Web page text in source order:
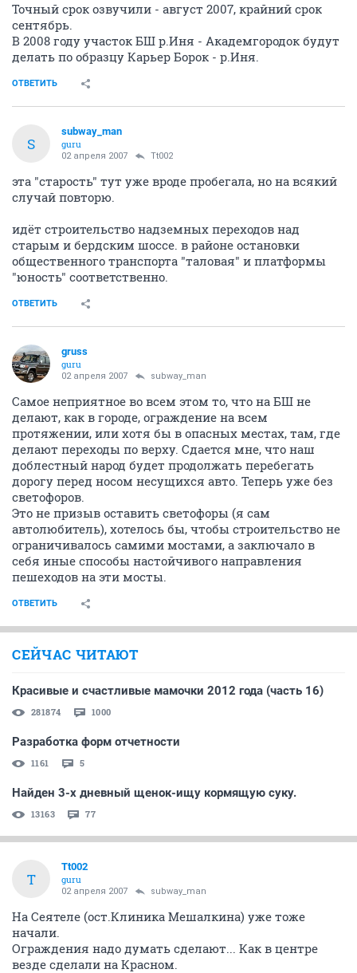
Точный срок озвучили - август 2007, крайний срок
сентябрь.
В 2008 году участок БШ р.Иня - Академгородок будут
делать по образцу Карьер Борок - р.Иня.
ОТВЕТИТЬ
S
subway_man
guru
02 апреля 2007 Tt002
эта "старость" тут уже вроде пробегала, но на всякий
случай повторю.
идёт строительство надземных переходов над
старым и бердским шоссе. в районе остановки
общественного транспорта "таловая" и платформы
"юность" соответственно.
ОТВЕТИТЬ
gruss
guru
02 апреля 2007 subway_man
Самое неприятное во всем этом то, что на БШ не
делают, как в городе, ограждение на всем
протяжении, или хотя бы в опасных местах, там, где
делают переходы по верху. Сдается мне, что наш
доблестный народ будет продолжать перебегать
дорогу перед носом несущихся авто. Теперь уже без
светофоров.
Это не призыв оставить светофоры (я сам
автолюбитель), хотелось бы, чтобы строительство не
ограничивалось самими мостами, а заключало в
себя иные способы настойчивого направления
пешеходов на эти мосты.
ОТВЕТИТЬ
СЕЙЧАС ЧИТАЮТ
Красивые и счастливые мамочки 2012 года (часть 16)
281874 1000
Разработка форм отчетности
1161 5
Найден 3-х дневный щенок-ищу кормящую суку.
13163 77
T
Tt002
guru
02 апреля 2007 subway_man
На Сеятеле (ост.Клиника Мешалкина) уже тоже
начали.
Ограждения надо думать сделают... Как в центре
везде сделали на Красном.